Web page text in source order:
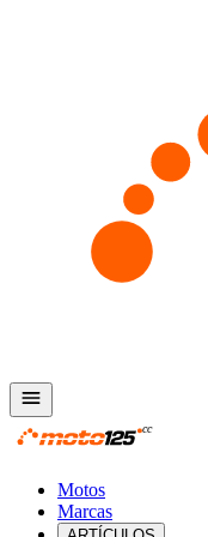
Motos
Marcas